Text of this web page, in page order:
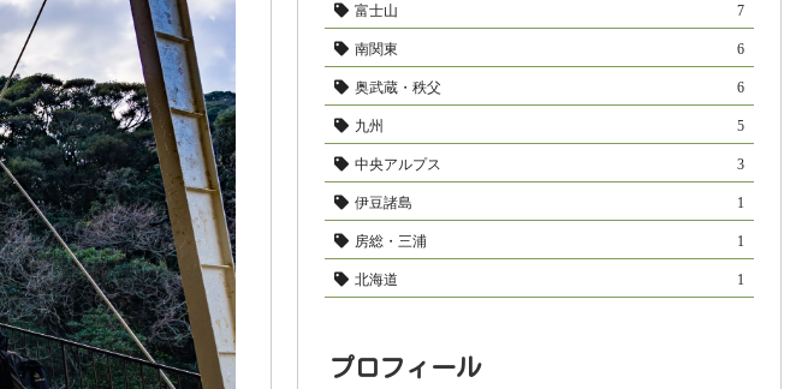
富士山 7
南関東 6
奥武蔵・秩父 6
九州 5
中央アルプス 3
伊豆諸島 1
房総・三浦 1
北海道 1
プロフィール